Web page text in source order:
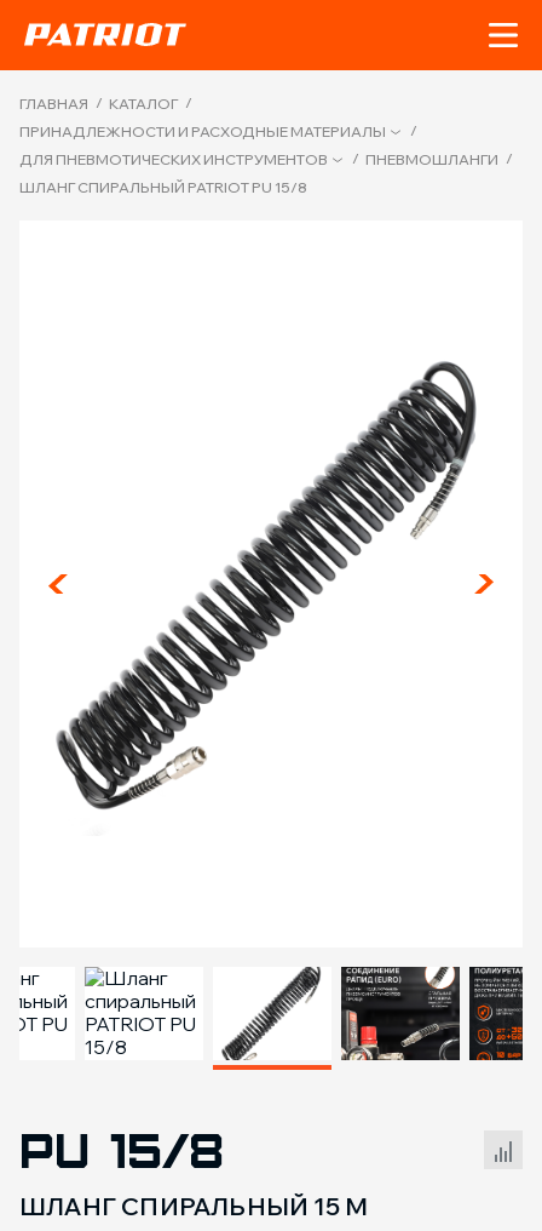
ГЛАВНАЯ / КАТАЛОГ /
ПРИНАДЛЕЖНОСТИ И РАСХОДНЫЕ МАТЕРИАЛЫ
/
ДЛЯ ПНЕВМОТИЧЕСКИХ ИНСТРУМЕНТОВ
/ ПНЕВМОШЛАНГИ /
ШЛАНГ СПИРАЛЬНЫЙ PATRIOT PU 15/8
PU 15/8
ШЛАНГ СПИРАЛЬНЫЙ 15 М